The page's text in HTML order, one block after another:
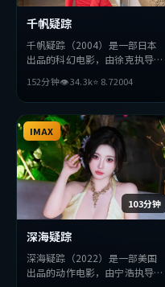
千帆疑踪
千帆疑踪（2004）是一部日本
出品的科幻电影，由徐克执导，
主演。影片在叙事与视听上力求
突破，探讨人性与抉择，节奏张
弛有度，适合喜欢该类型的观众
完整观看。
152分钟👁34.3k⭐ 8.72004
103分钟
IMAX
深海疑踪
深海疑踪（2022）是一部美国
出品的动作电影，由宁浩执导，